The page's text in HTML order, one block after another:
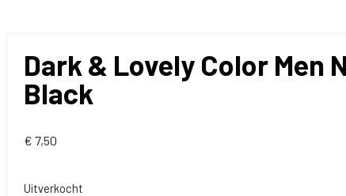
Dark & Lovely Color Men
Black
€ 7,50
Uitverkocht